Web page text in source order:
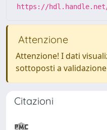
https://hdl.handle.net/
Attenzione
Attenzione! I dati
sottoposti a
Citazioni